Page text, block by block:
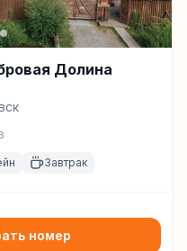
Долина
Завтрак
номер